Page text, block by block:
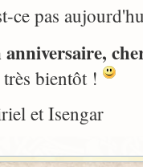
ce pas
anniversaire,
bientôt !
et Isengar